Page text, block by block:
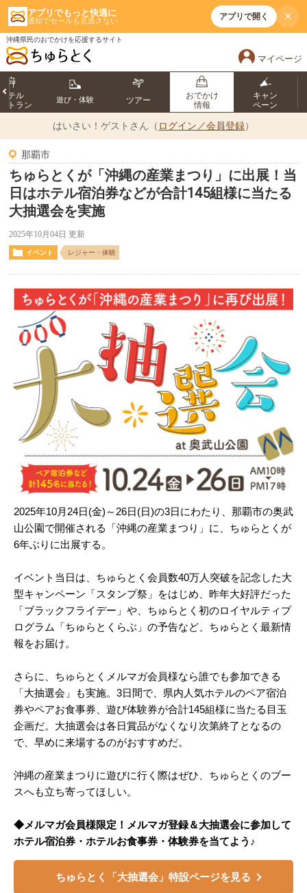
アプリでもっと快適に
通知でセールも見逃さない アプリで開く ×
沖縄県民のおでかけを応援するサイト
マイページ
ホテル
トラン
遊び・体験 ツアー
おでかけ
情報
キャン
ペーン
はいさい！ ゲストさん（ ログイン／会員登録）
那覇市
ちゅらとくが「沖縄の産業まつり」に出展！当
日はホテル宿泊券などが合計145組様に当たる
大抽選会を実施
2025年10月04日 更新
イベント レジャー・体験
2025年10月24日(金)～26日(日)の3日にわたり、那覇市の奥武
山公園で開催される「沖縄の産業まつり」に、ちゅらとくが
6年ぶりに出展する。
イベント当日は、ちゅらとく会員数40万人突破を記念した大
型キャンペーン「スタンプ祭」をはじめ、昨年大好評だった
「ブラックフライデー」や、ちゅらとく初のロイヤルティプ
ログラム「ちゅらとくらぶ」の予告など、ちゅらとく最新情
報をお届け。
さらに、ちゅらとくメルマガ会員様なら誰でも参加できる
「大抽選会」も実施。3日間で、県内人気ホテルのペア宿泊
券やペアお食事券、遊び体験券が合計145組様に当たる目玉
企画だ。大抽選会は各日賞品がなくなり次第終了となるの
で、早めに来場するのがおすすめだ。
沖縄の産業まつりに遊びに行く際はぜひ、ちゅらとくのブー
スへも立ち寄ってほしい。
◆メルマガ会員様限定！メルマガ登録＆大抽選会に参加して
ホテル宿泊券・ホテルお食事券・体験券を当てよう♪
ちゅらとく「大抽選会」特設ページを見る